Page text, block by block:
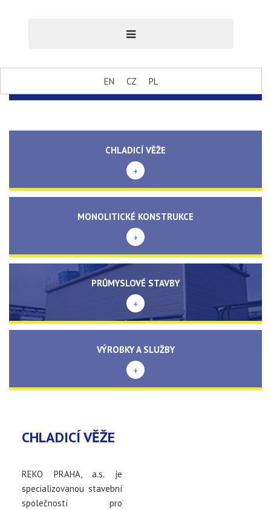
EN CZ PL
CHLADICÍ VĚŽE
+
MONOLITICKÉ KONSTRUKCE
+
PRŮMYSLOVÉ STAVBY
+
VÝROBKY A SLUŽBY
+
CHLADICÍ VĚŽE
REKO PRAHA, a.s. je
specializovanou stavební
společností pro